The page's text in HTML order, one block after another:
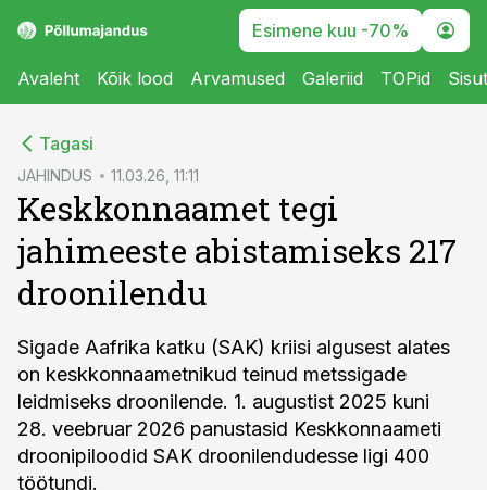
Esimene kuu -70%
Avaleht Kõik lood Arvamused Galeriid TOPid
Tagasi
JAHINDUS 11.03.26, 11:11
Keskkonnaamet tegi
jahimeeste abistamiseks 217
droonilendu
Sigade Aafrika katku (SAK) kriisi algusest alates
on keskkonnaametnikud teinud metssigade
leidmiseks droonilende. 1. augustist 2025 kuni
28. veebruar 2026 panustasid Keskkonnaameti
droonipiloodid SAK droonilendudesse ligi 400
töötundi.